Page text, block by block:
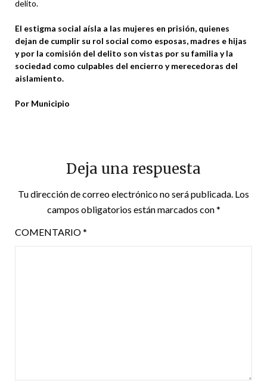
delito.
El estigma social aísla a las mujeres en prisión, quienes
dejan de cumplir su rol social como esposas, madres e hijas
y por la comisión del delito son vistas por su familia y la
sociedad como culpables del encierro y merecedoras del
aislamiento.
Por Municipio
Deja una respuesta
Tu dirección de correo electrónico no será publicada. Los
campos obligatorios están marcados con*
COMENTARIO*